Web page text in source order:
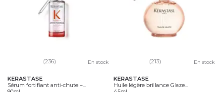
(236) En stock
KERASTASE
Sérum fortifiant anti-chute –...
(213) En stock
KERASTASE
Huile légère brillance Glaze...